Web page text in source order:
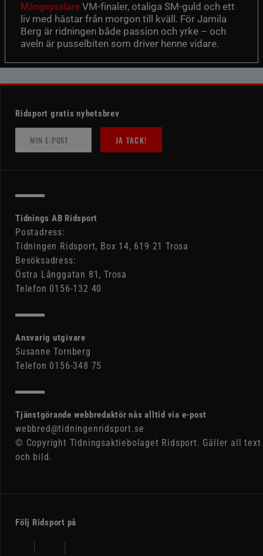
Mångsysslare VM-finaler, otaliga SM-guld och ett
liv med hästar från morgon till kväll. För Jamila
Berg är ridningen både passion och yrke – och
aveln är pusselbiten som driver henne vidare.
Ridsport gratis nyhetsbrev
JA TACK!
Tidnings AB Ridsport
Postadress:
Tidningen Ridsport, Box 14, 619 21 Trosa
Besöksadress:
Östra Långgatan 81, Trosa
Telefon 0156-132 40
Ansvarig utgivare
Susanne Tornberg
Telefon 0156-348 75
Tjänstgörande webbredaktör nås alltid via e-post
webbred@tidningenridsport.se
© Copyright Tidningsaktiebolaget Ridsport. Gäller all text
och bild.
Följ Ridsport på